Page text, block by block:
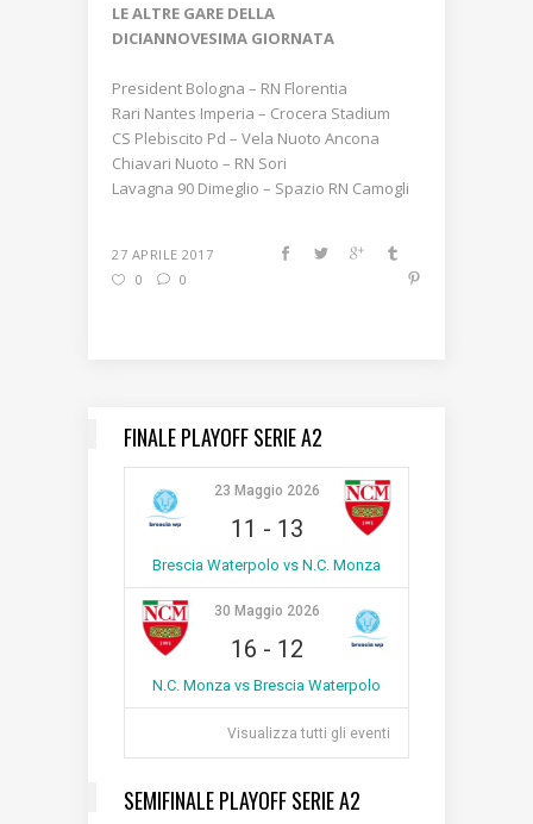
LE ALTRE GARE DELLA
DICIANNOVESIMA GIORNATA
President Bologna – RN Florentia
Rari Nantes Imperia – Crocera Stadium
CS Plebiscito Pd – Vela Nuoto Ancona
Chiavari Nuoto – RN Sori
Lavagna 90 Dimeglio – Spazio RN Camogli
27 APRILE 2017
0
0
FINALE PLAYOFF SERIE A2
23 Maggio 2026
11 - 13
Brescia Waterpolo vs N.C. Monza
30 Maggio 2026
16 - 12
N.C. Monza vs Brescia Waterpolo
Visualizza tutti gli eventi
SEMIFINALE PLAYOFF SERIE A2